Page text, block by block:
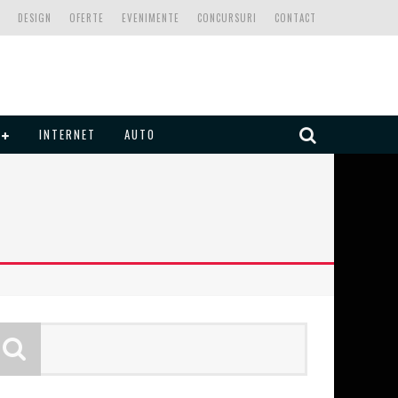
CONTACT
CONCURSURI
EVENIMENTE
OFERTE
DESIGN
INTERNET AUTO